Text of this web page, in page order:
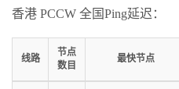
香港 PCCW 全国Ping延迟：
线路
节点
数目
最快节点